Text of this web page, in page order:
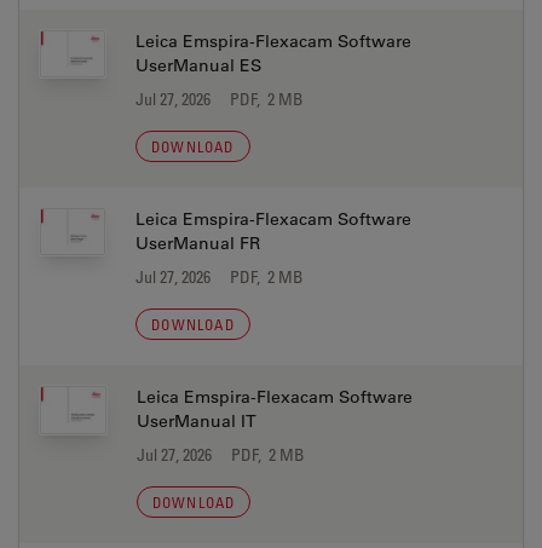
Leica Emspira-Flexacam Software
UserManual ES
Jul 27, 2026 PDF, 2 MB
DOWNLOAD
Leica Emspira-Flexacam Software
UserManual FR
Jul 27, 2026 PDF, 2 MB
DOWNLOAD
Leica Emspira-Flexacam Software
UserManual IT
Jul 27, 2026 PDF, 2 MB
DOWNLOAD